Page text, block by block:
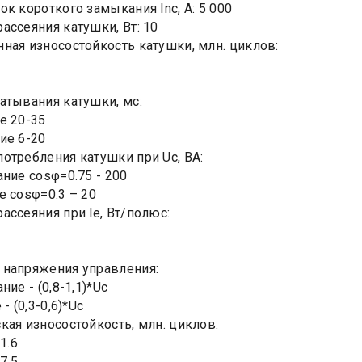
короткого замыкания Inc, А: 5 000
катушки, Вт: 10
износостойкость катушки, млн. циклов:
катушки, мс:
20-35
6-20
катушки при Uc, ВА:
cosφ=0.75 - 200
cosφ=0.3 – 20
при le, Вт/полюс:
управления:
- (0,8-1,1)*Uc
- (0,3-0,6)*Uc
износостойкость, млн. циклов: